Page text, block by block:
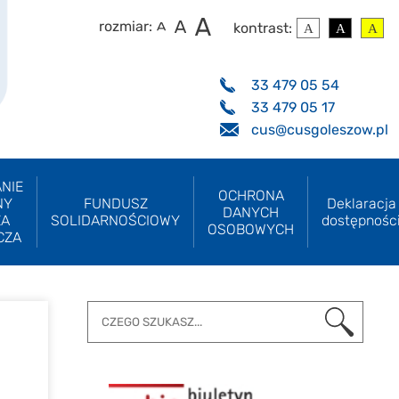
kontrast:
rozmiar:
33 479 05 54
33 479 05 17
cus@cusgoleszow.pl
FUNDUSZ
SOLIDARNOŚCIOWY
OCHRONA
DANYCH
OSOBOWYCH
Deklaracja